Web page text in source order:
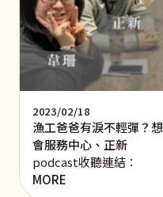
2023/02/18
漁工爸爸有淚不輕彈？
會服務中心、正新
podcast收聽連結：
MORE